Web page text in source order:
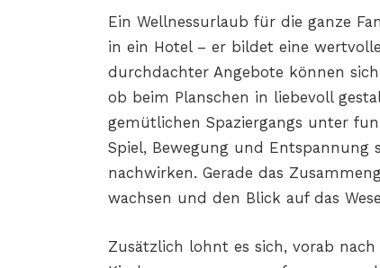
Ein Wellnessurlaub für die ganze
in ein Hotel – er bildet eine
durchdachter Angebote können
ob beim Planschen in liebevoll
gemütlichen Spaziergangs unter
Spiel, Bewegung und Entspannung
nachwirken. Gerade das
wachsen und den Blick auf das
Zusätzlich lohnt es sich, vorab